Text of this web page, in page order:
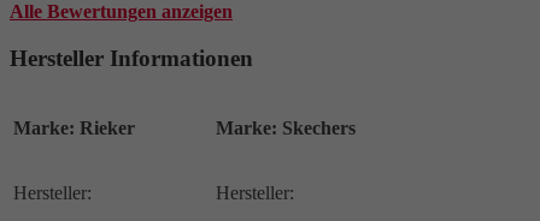
Alle Bewertungen anzeigen
Hersteller Informationen
Marke: Rieker Marke: Skechers
Hersteller:
Hersteller: